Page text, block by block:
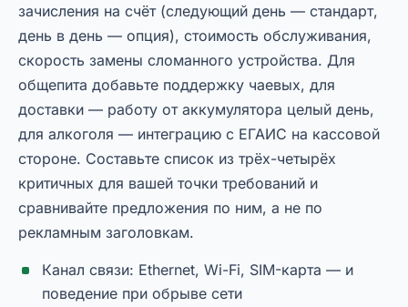
зачисления на счёт (следующий день — стандарт,
день в день — опция), стоимость обслуживания,
скорость замены сломанного устройства. Для
общепита добавьте поддержку чаевых, для
доставки — работу от аккумулятора целый день,
для алкоголя — интеграцию с ЕГАИС на кассовой
стороне. Составьте список из трёх-четырёх
критичных для вашей точки требований и
сравнивайте предложения по ним, а не по
рекламным заголовкам.
Канал связи: Ethernet, Wi-Fi, SIM-карта — и
поведение при обрыве сети